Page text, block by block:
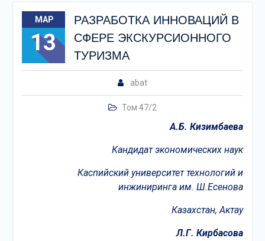
МАР
13
РАЗРАБОТКА ИННОВАЦИЙ В
СФЕРЕ ЭКСКУРСИОННОГО
ТУРИЗМА
abat
Том 47/2
А.Б. Кизимбаева
Кандидат экономических наук
Каспийский университет технологий и
инжиниринга им. Ш.Есенова
Казахстан, Актау
Л.Г. Кирбасова